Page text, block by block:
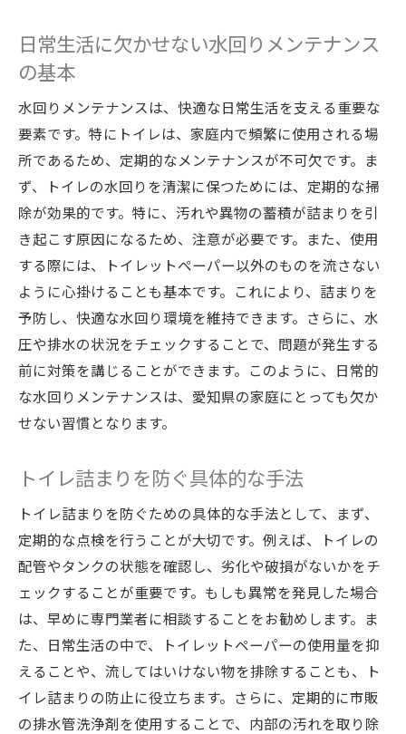
トイレトラブルを未然に防ぐためのセルフ
プロが指南する愛知県でのトイレ排水トラブル
解決法
愛知県での信頼できるトイレ修理サービス
の選び方
トイレ排水トラブルを即解決するための重
要ポイント
トイレ問題を迅速に解決するプロフェッシ
ョナルの技
実際のトラブル事例から学ぶ効果的な対応
策
緊急時に役立つトイレトラブルの初期対応
方法
プロによる定期点検がトイレトラブルを防
知っておきたい水回りメンテナンスの重要性と
その効果
水回りメンテナンスがもたらす長期的なメ
リット
定期的な点検で安心を手に入れる方法
愛知県の家庭での水回りメンテナンスの実
水回りメンテナンスで節約できる費用とは
健康的な生活を支える水回り管理の重要性
日常生活に欠かせない水回りメンテナンス
の基本
水回りメンテナンスは、快適な日常生活を支える重要な
要素です。特にトイレは、家庭内で頻繁に使用される場
所であるため、定期的なメンテナンスが不可欠です。ま
ず、トイレの水回りを清潔に保つためには、定期的な掃
除が効果的です。特に、汚れや異物の蓄積が詰まりを引
き起こす原因になるため、注意が必要です。また、使用
する際には、トイレットペーパー以外のものを流さない
ように心掛けることも基本です。これにより、詰まりを
予防し、快適な水回り環境を維持できます。さらに、水
圧や排水の状況をチェックすることで、問題が発生する
前に対策を講じることができます。このように、日常的
な水回りメンテナンスは、愛知県の家庭にとっても欠か
せない習慣となります。
トイレ詰まりを防ぐ具体的な手法
トイレ詰まりを防ぐための具体的な手法として、まず、
定期的な点検を行うことが大切です。例えば、トイレの
配管やタンクの状態を確認し、劣化や破損がないかをチ
ェックすることが重要です。もしも異常を発見した場合
は、早めに専門業者に相談することをお勧めします。ま
た、日常生活の中で、トイレットペーパーの使用量を抑
えることや、流してはいけない物を排除することも、ト
イレ詰まりの防止に役立ちます。さらに、定期的に市販
の排水管洗浄剤を使用することで、内部の汚れを取り除